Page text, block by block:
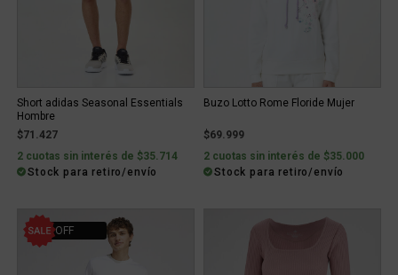
Short adidas Seasonal Essentials
Hombre
$71.427
2 cuotas sin interés de $35.714
Stock para retiro/envío
Buzo Lotto Rome Floride Mujer
$69.999
2 cuotas sin interés de $35.000
Stock para retiro/envío
10% OFF